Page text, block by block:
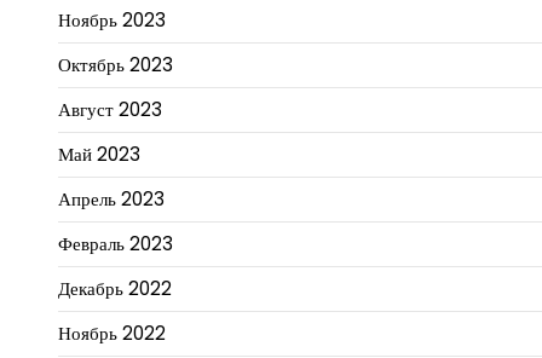
Ноябрь 2023
Октябрь 2023
Август 2023
Май 2023
Апрель 2023
Февраль 2023
Декабрь 2022
Ноябрь 2022